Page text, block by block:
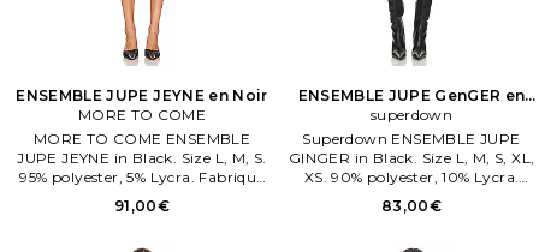
ENSEMBLE JUPE JEYNE en Noir
MORE TO COME
MORE TO COME ENSEMBLE
JUPE JEYNE in Black. Size L, M, S.
95% polyester, 5% Lycra. Fabriqué
en Chine. Hand wash.
Entièrement doublé.
91,00€
ENSEMBLE JUPE GenGER en
Noir
superdown
Superdown ENSEMBLE JUPE
GINGER in Black. Size L, M, S, XL,
XS. 90% polyester, 10% Lycra.
Fabriqué en Chine. Hand wash.
Entièrement doublé.
83,00€